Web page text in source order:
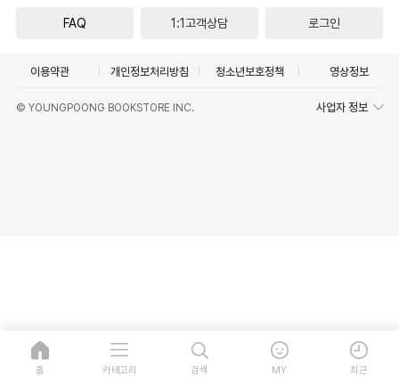
FAQ 1:1고객상담 로그인
이용약관 개인정보처리방침 청소년보호정책 영상정보
© YOUNGPOONG BOOKSTORE INC. 사업자 정보
홈 카테고리 검색 MY 최근